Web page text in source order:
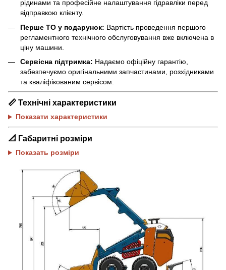
рідинами та професійне налаштування гідравліки перед
відправкою клієнту.
Перше ТО у подарунок: Вартість проведення першого
регламентного технічного обслуговування вже включена в
ціну машини.
Сервісна підтримка: Надаємо офіційну гарантію,
забезпечуємо оригінальними запчастинами, розхідниками
та кваліфікованим сервісом.
📏 Технічні характеристики
Показати характеристики
📐 Габаритні розміри
Показать розміри